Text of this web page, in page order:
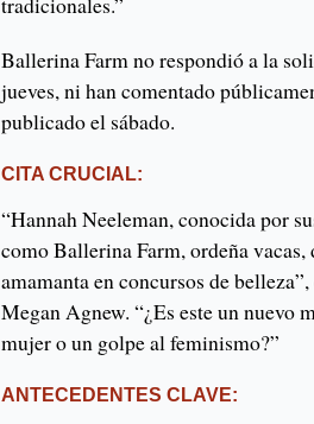
Ballerina Farm no respondió a la
jueves, ni han comentado
publicado el sábado.
CITA CRUCIAL:
“Hannah Neeleman, conocida por
como Ballerina Farm, ordeña
amamanta en concursos de
Megan Agnew. “¿Es este un nuevo
mujer o un golpe al feminismo?”
ANTECEDENTES CLAVE: